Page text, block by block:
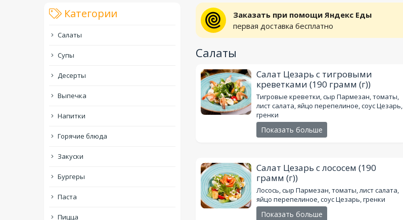
Категории
Салаты
Супы
Десерты
Выпечка
Напитки
Горячие блюда
Закуски
Бургеры
Паста
Пицца
Заказать при помощи Яндекс Еды
первая доставка бесплатно
Салаты
Салат Цезарь с тигровыми
креветками (190 грамм (г))
Тигровые креветки, сыр Пармезан, томаты,
лист салата, яйцо перепелиное, соус Цезарь,
гренки
Показать больше
Салат Цезарь с лососем (190
грамм (г))
Лосось, сыр Пармезан, томаты, лист салата,
яйцо перепелиное, соус Цезарь, гренки
Показать больше